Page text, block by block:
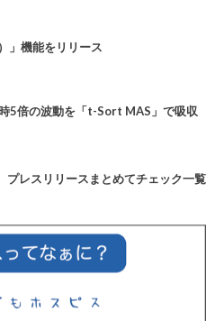
」機能をリリース
5倍の波動を「t-Sort MAS」で吸収
プレスリリースまとめてチェック一覧